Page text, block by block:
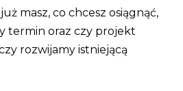
masz, co chcesz osiągnąć,
termin oraz czy projekt
rozwijamy istniejącą